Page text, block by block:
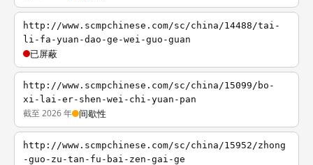
http://www.scmpchinese.com/sc/china/14488/tai-
li-fa-yuan-dao-ge-wei-guo-guan
已屏蔽
http://www.scmpchinese.com/sc/china/15099/bo-
xi-lai-er-shen-wei-chi-yuan-pan
截至 2026 年 间歇性
http://www.scmpchinese.com/sc/china/15952/zhong
-guo-zu-tan-fu-bai-zen-gai-ge